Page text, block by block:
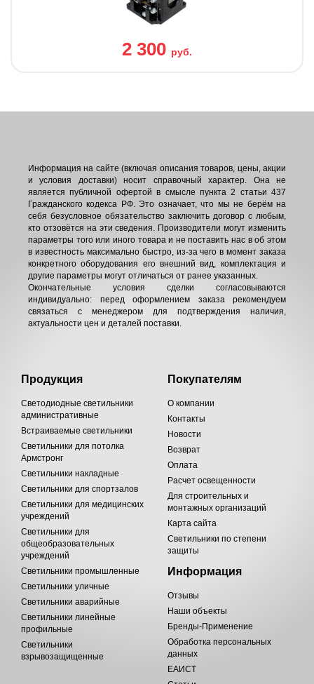
2 300 руб.
Информация на сайте (включая описания товаров, цены, акции
и условия доставки) носит справочный характер. Она не
является публичной офертой в смысле пункта 2 статьи 437
Гражданского кодекса РФ. Это означает, что мы не берём на
себя безусловное обязательство заключить договор с любым,
кто отзовётся на эти сведения. Производители могут изменить
параметры того или иного товара и не поставить нас в об этом
в известность максимально быстро, из-за чего в момент заказа
конкретного оборудования его внешний вид, комплектация и
другие параметры могут отличаться от ранее указанных.
Окончательные условия сделки согласовываются
индивидуально: перед оформлением заказа рекомендуем
связаться с менеджером для подтверждения наличия,
актуальности цен и деталей поставки.
Продукция
Светодиодные светильники
административные
Встраиваемые светильники
Светильники для потолка
Армстронг
Светильники накладные
Светильники для спортзалов
Светильники для медицинских
учреждений
Светильники для
общеобразовательных
учреждений
Светильники промышленные
Светильники уличные
Светильники аварийные
Светильники линейные
профильные
Светильники
взрывозащищенные
Покупателям
О компании
Контакты
Новости
Возврат
Оплата
Расчет освещенности
Для строительных и
монтажных организаций
Карта сайта
Светильники по степени
защиты
Информация
Отзывы
Наши объекты
Бренды-Применение
Обработка персональных
данных
ЕАИСТ